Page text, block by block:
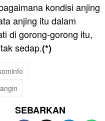
kondisi anjing
anjing itu dalam
di gorong-gorong itu,
sedap.(*)
SEBARKAN